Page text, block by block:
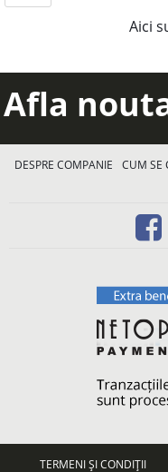
Aici
Afla
DESPRE COMPANIE CUM SE
TERMENI ȘI CONDIȚII